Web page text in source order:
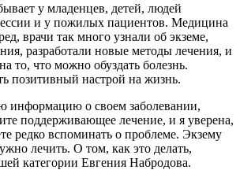
у младенцев, детей, людей
и у пожилых пациентов. Медицина
врачи так много узнали об экземе,
разработали новые методы лечения, и
то, что можно обуздать болезнь.
позитивный настрой на жизнь.
информацию о своем заболевании,
поддерживающее лечение, и я уверена,
редко вспоминать о проблеме. Экзему
лечить. О том, как это делать,
категории Евгения Набродова.